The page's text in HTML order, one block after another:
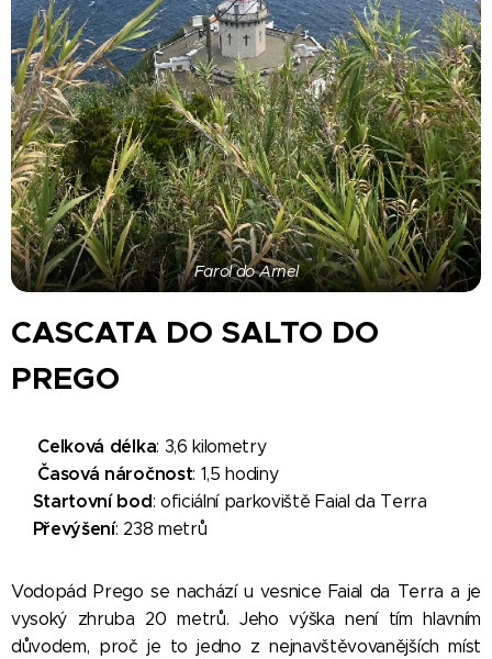
Farol do Arnel
CASCATA DO SALTO DO
PREGO
Celková délka: 3,6 kilometry
Časová náročnost: 1,5 hodiny
Startovní bod: oficiální parkoviště Faial da Terra
Převýšení: 238 metrů
Vodopád Prego se nachází u vesnice Faial da Terra a je
vysoký zhruba 20 metrů. Jeho výška není tím hlavním
důvodem, proč je to jedno z nejnavštěvovanějších míst